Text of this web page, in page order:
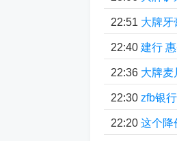
22:51 大牌牙
22:40 建行
22:36 大牌麦
22:30 zfb银
22:20 这个降